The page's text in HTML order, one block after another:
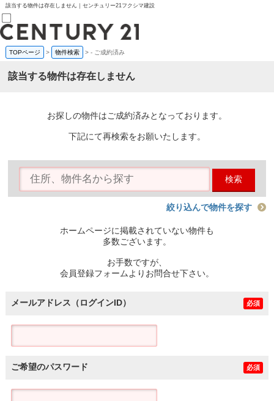
該当する物件は存在しません｜センチュリー21フクシマ建設
売買部
0120-800-844
賃貸部
会員メニュー
物件を探す
購入TOP
条件から探す
住宅ローン控除シミュレータ
TOPページ > 物件検索 >- ご成約済み
該当する物件は存在しません
お探しの物件はご成約済みとなっております。
下記にて再検索をお願いたします。
検索
絞り込んで物件を探す
ホームページに掲載されていない物件も
多数ございます。
お手数ですが、
会員登録フォームよりお問合せ下さい。
メールアドレス（ログインID） 必須
ご希望のパスワード 必須